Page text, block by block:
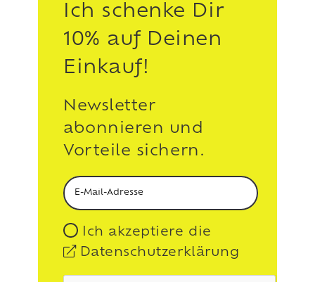
Ich schenke Dir
10% auf Deinen
Einkauf!
Newsletter
abonnieren und
Vorteile sichern.
Ich akzeptiere die
Datenschutzerklärung